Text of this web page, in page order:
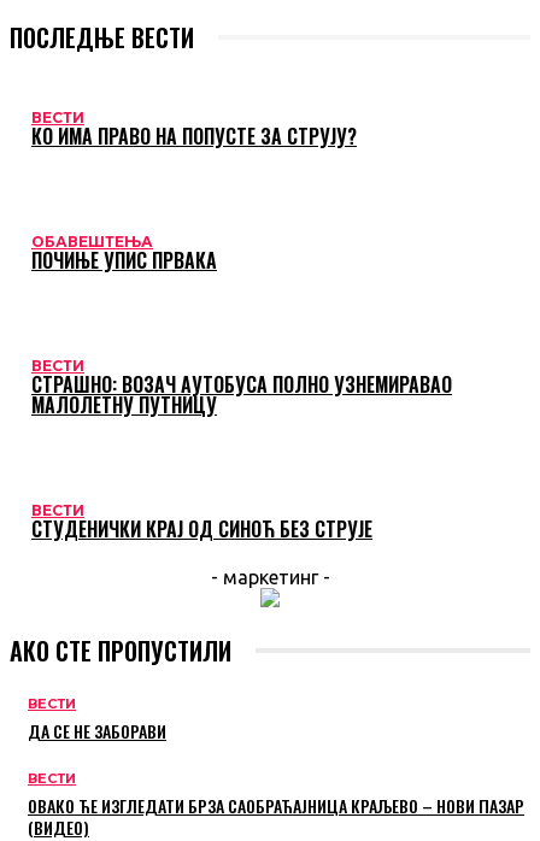
ПОСЛЕДЊЕ ВЕСТИ
ВЕСТИ
КО ИМА ПРАВО НА ПОПУСТЕ ЗА СТРУЈУ?
ОБАВЕШТЕЊА
ПОЧИЊЕ УПИС ПРВАКА
ВЕСТИ
СТРАШНО: ВОЗАЧ АУТОБУСА ПОЛНО УЗНЕМИРАВАО
МАЛОЛЕТНУ ПУТНИЦУ
ВЕСТИ
СТУДЕНИЧКИ КРАЈ ОД СИНОЋ БЕЗ СТРУЈЕ
- маркетинг -
АКО СТЕ ПРОПУСТИЛИ
ВЕСТИ
ДА СЕ НЕ ЗАБОРАВИ
ВЕСТИ
ОВАКО ЋЕ ИЗГЛЕДАТИ БРЗА САОБРАЋАЈНИЦА КРАЉЕВО – НОВИ ПАЗАР
(ВИДЕО)